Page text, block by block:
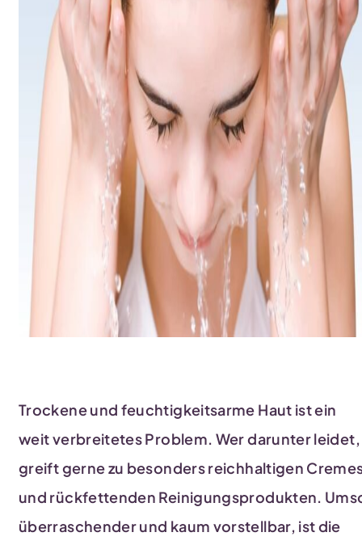
Trockene und feuchtigkeitsarme Haut ist ein
weit verbreitetes Problem. Wer darunter leidet,
greift gerne zu besonders reichhaltigen
und rückfettenden Reinigungsprodukten.
überraschender und kaum vorstellbar, ist die